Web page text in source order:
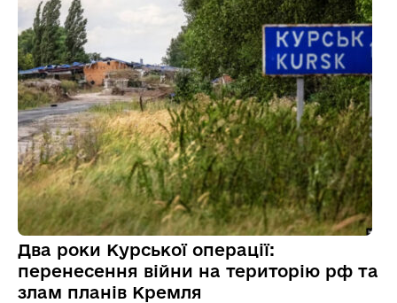
Два роки Курської операції:
перенесення війни на територію рф та
злам планів Кремля